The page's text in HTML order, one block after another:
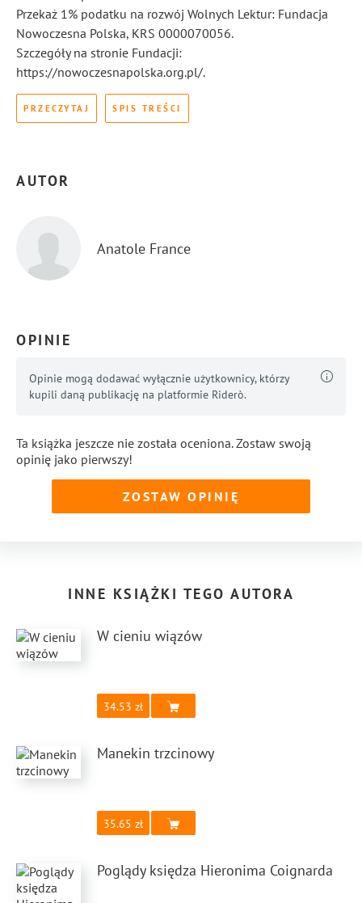
Przekaż 1% podatku na rozwój Wolnych Lektur: Fundacja
Nowoczesna Polska, KRS 0000070056.
Szczegóły na stronie Fundacji:
https://nowoczesnapolska.org.pl/.
PRZECZYTAJ SPIS TREŚCI
AUTOR
Anatole France
OPINIE
Opinie mogą dodawać wyłącznie użytkownicy, którzy
kupili daną publikację na platformie Riderò.
Ta książka jeszcze nie została oceniona. Zostaw swoją
opinię jako pierwszy!
ZOSTAW OPINIĘ
INNE KSIĄŻKI TEGO AUTORA
W cieniu wiązów
34.53
Manekin trzcinowy
35.65
Poglądy księdza Hieronima Coignarda